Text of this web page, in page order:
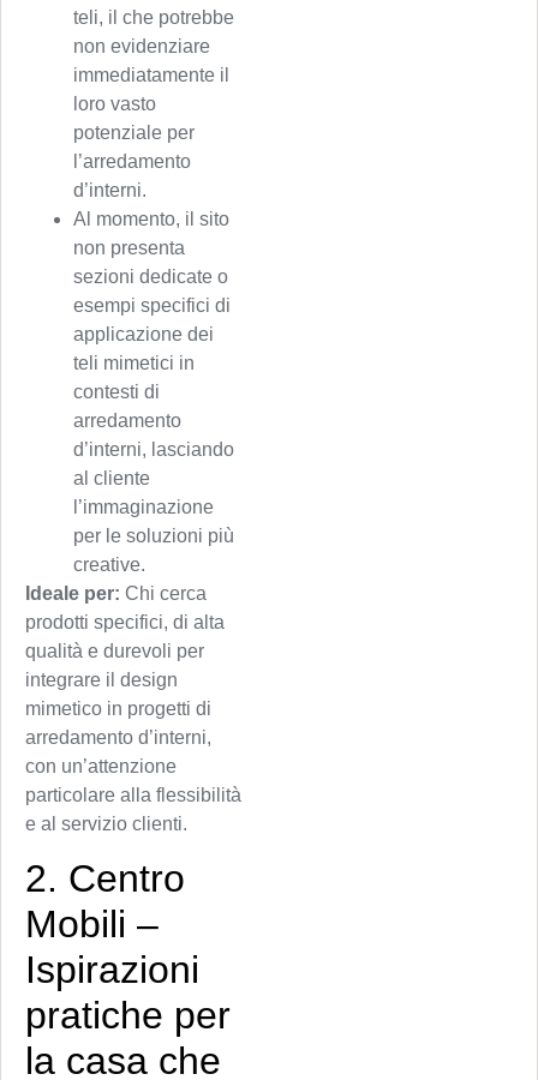
teli, il che potrebbe
non evidenziare
immediatamente il
loro vasto
potenziale per
l’arredamento
d’interni.
Al momento, il sito
non presenta
sezioni dedicate o
esempi specifici di
applicazione dei
teli mimetici in
contesti di
arredamento
d’interni, lasciando
al cliente
l’immaginazione
per le soluzioni più
creative.
Ideale per: Chi cerca
prodotti specifici, di alta
qualità e durevoli per
integrare il design
mimetico in progetti di
arredamento d’interni,
con un’attenzione
particolare alla flessibilità
e al servizio clienti.
2. Centro
Mobili –
Ispirazioni
pratiche per
la casa che